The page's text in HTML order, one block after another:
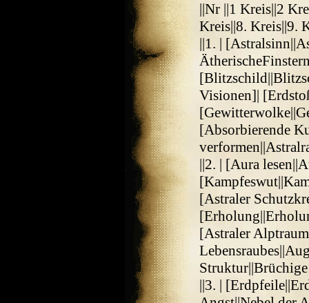
||Nr ||1 Kreis||2
Kreis||8. Kreis||9.
||1. |
Visionen]|
[Absorbierende
||2. | [Aura
[Astraler
[Astraler
||3. |